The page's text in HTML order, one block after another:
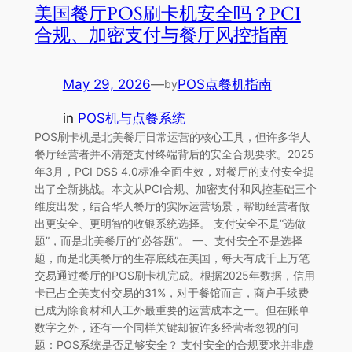
美国餐厅POS刷卡机安全吗？PCI
合规、加密支付与餐厅风控指南
May 29, 2026—byPOS点餐机指南
in POS机与点餐系统
POS刷卡机是北美餐厅日常运营的核心工具，但许多华人
餐厅经营者并不清楚支付终端背后的安全合规要求。2025
年3月，PCI DSS 4.0标准全面生效，对餐厅的支付安全提
出了全新挑战。本文从PCI合规、加密支付和风控基础三个
维度出发，结合华人餐厅的实际运营场景，帮助经营者做
出更安全、更明智的收银系统选择。 支付安全不是“选做
题”，而是北美餐厅的“必答题”。 一、支付安全不是选择
题，而是北美餐厅的生存底线在美国，每天有成千上万笔
交易通过餐厅的POS刷卡机完成。根据2025年数据，信用
卡已占全美支付交易的31%，对于餐馆而言，商户手续费
已成为除食材和人工外最重要的运营成本之一。但在账单
数字之外，还有一个同样关键却被许多经营者忽视的问
题：POS系统是否足够安全？ 支付安全的合规要求并非虚